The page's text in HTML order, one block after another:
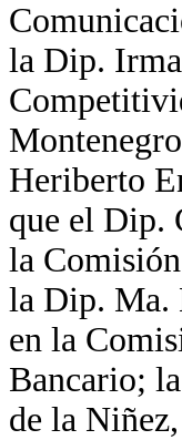
la Dip.
Heriberto
que el Dip.
la
la Dip. Ma.
en la
Bancario;
de la